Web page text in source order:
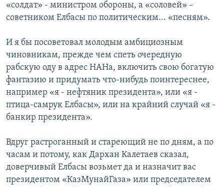
«солдат» - министром обороны, а «соловей» –
советником Елбасы по политическим... «песням».
И я бы посоветовал молодым амбициозным
чиновникам, прежде чем спеть очередную
рабскую оду в адрес НАНа, включить свою богатую
фантазию и придумать что-нибудь поинтереснее,
например «я - нефтяник президента», или «я -
птица-самрук Елбасы», или на крайний случай «я -
банкир президента».
Вдруг растроганный и стареющий не по дням, а по
часам и потому, как Дархан Калетаев сказал,
доверчивый Елбасы возьмет да и назначит вас
президентом «КазМунайГаза» или председателем